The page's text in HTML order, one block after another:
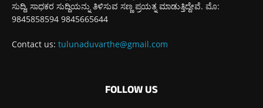
ಸುದ್ದಿ, ಸಾಧಕರ ಸುದ್ದಿಯನ್ನು ತಿಳಿಸುವ ಸಣ್ಣ ಪ್ರಯತ್ನ ಮಾಡುತ್ತಿದ್ದೇವೆ. ಮೊ:
9845858594 9845665644
Contact us: tulunaduvarthe@gmail.com
FOLLOW US